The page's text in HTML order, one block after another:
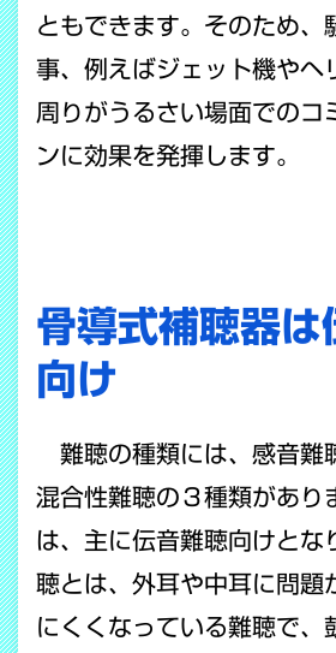
ともできます。そのため、
事、例えばジェット機やヘ
周りがうるさい場面でのコ
ンに効果を発揮します。
骨導式補聴器は
向け
難聴の種類には、感音難
混合性難聴の３種類があり
は、主に伝音難聴向けとな
聴とは、外耳や中耳に問題
にくくなっている難聴で、